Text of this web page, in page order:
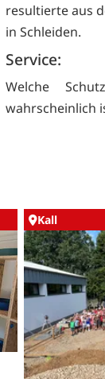
resultierte aus
in Schleiden.
Service:
Welche
wahrscheinlich
Kall